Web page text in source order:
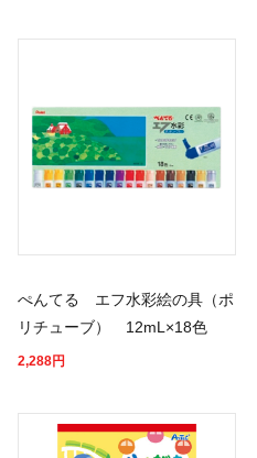
ぺんてる エフ水彩絵の具（ポ
リチューブ） 12mL×18色
2,288円